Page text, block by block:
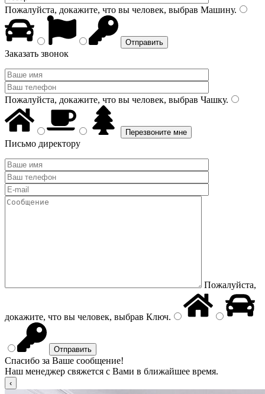
Пожалуйста, докажите, что вы человек, выбрав Машину.
Заказать звонок
Пожалуйста, докажите, что вы человек, выбрав Чашку.
Письмо директору
Пожалуйста,
докажите, что вы человек, выбрав Ключ.
Спасибо за Ваше сообщение!
Наш менеджер свяжется с Вами в ближайшее время.